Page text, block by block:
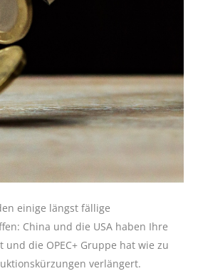
einige längst fällige
China und die USA haben Ihre
die OPEC+ Gruppe hat wie zu
verlängert.